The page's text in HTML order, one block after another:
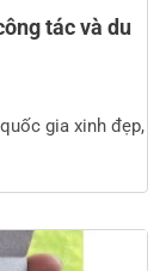
tác và du
gia xinh đẹp,